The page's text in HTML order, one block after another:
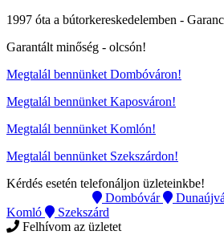
1997 óta a bútorkereskedelemben -
Garantált minőség - olcsón!
Megtalál bennünket Dombóváron!
Megtalál bennünket Kaposváron!
Megtalál bennünket Komlón!
Megtalál bennünket Szekszárdon!
Kérdés esetén telefonáljon üzleteinkbe!
Dombóvár
Komló
Szekszárd
Felhívom az üzletet